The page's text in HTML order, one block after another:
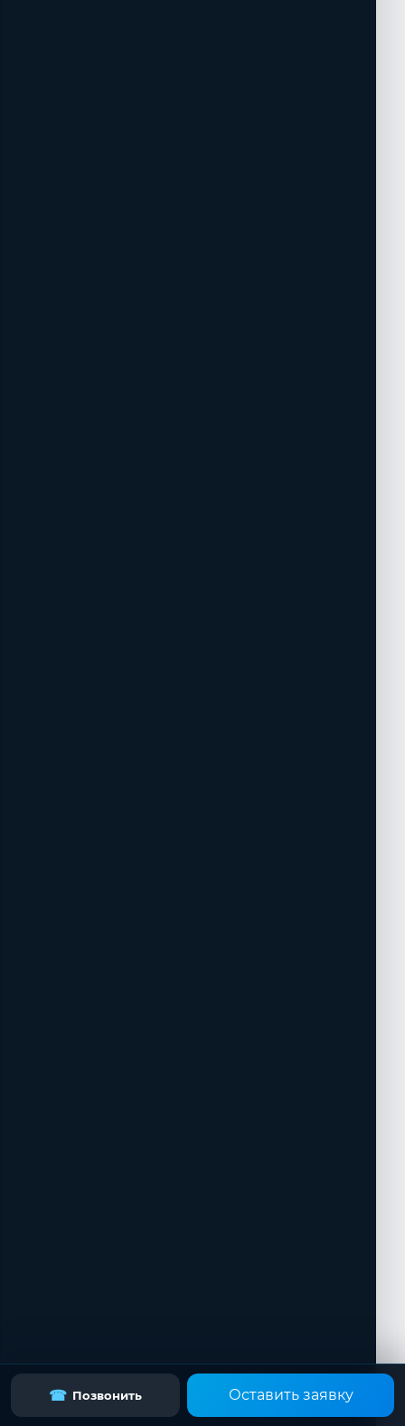
☎ Позвонить Оставить заявку